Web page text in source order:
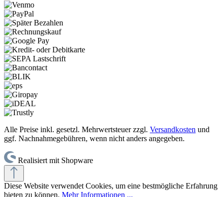
Alle Preise inkl. gesetzl. Mehrwertsteuer zzgl. Versandkosten und
ggf. Nachnahmegebühren, wenn nicht anders angegeben.
Realisiert mit Shopware
Diese Website verwendet Cookies, um eine bestmögliche Erfahrung
bieten zu können. Mehr Informationen ...